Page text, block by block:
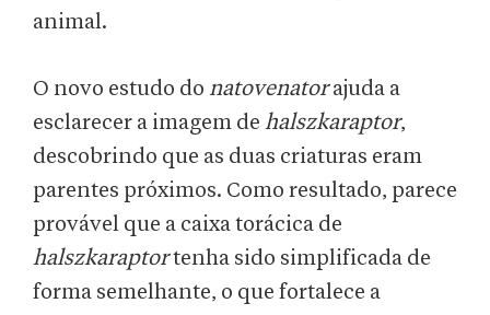
animal.
O novo estudo do natovenatorajuda a
esclarecer a imagem de halszkaraptor,
descobrindo que as duas criaturas eram
parentes próximos. Como resultado, parece
provável que a caixa torácica de
halszkaraptortenha sido simplificada de
forma semelhante, o que fortalece a